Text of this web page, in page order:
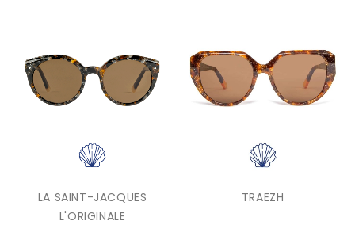
LA SAINT-JACQUES
L'ORIGINALE
TRAEZH